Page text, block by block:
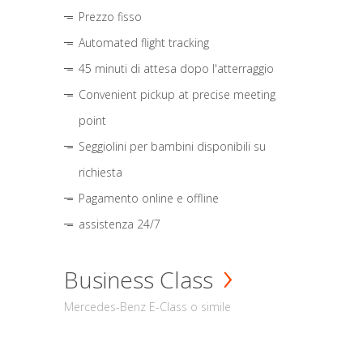
Prezzo fisso
Automated flight tracking
45 minuti di attesa dopo l'atterraggio
Convenient pickup at precise meeting
point
Seggiolini per bambini disponibili su
richiesta
Pagamento online e offline
assistenza 24/7
Business Class
Mercedes-Benz E-Class o simile